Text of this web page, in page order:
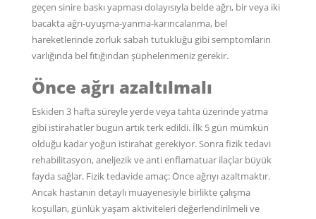
geçen sinire baskı yapması dolayısıyla belde ağrı, bir veya iki
bacakta ağrı-uyuşma-yanma-karıncalanma, bel
hareketlerinde zorluk sabah tutukluğu gibi semptomların
varlığında bel fıtığından şüphelenmeniz gerekir.
Önce ağrı azaltılmalı
Eskiden 3 hafta süreyle yerde veya tahta üzerinde yatma
gibi istirahatler bugün artık terk edildi. İlk 5 gün mümkün
olduğu kadar yoğun istirahat gerekiyor. Sonra fizik tedavi
rehabilitasyon, aneljezik ve anti enflamatuar ilaçlar büyük
fayda sağlar. Fizik tedavide amaç: Önce ağrıyı azaltmaktır.
Ancak hastanın detaylı muayenesiyle birlikte çalışma
koşulları, günlük yaşam aktiviteleri değerlendirilmeli ve